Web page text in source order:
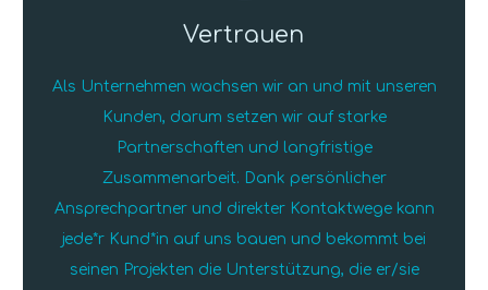
Vertrauen
Als Unternehmen wachsen wir an und mit unseren
Kunden, darum setzen wir auf starke
Partnerschaften und langfristige
Zusammenarbeit. Dank persönlicher
Ansprechpartner und direkter Kontaktwege kann
jede*r Kund*in auf uns bauen und bekommt bei
seinen Projekten die Unterstützung, die er/sie